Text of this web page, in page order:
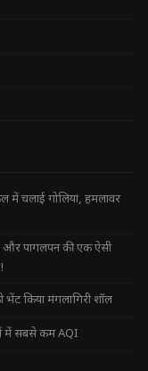
चलाई गोलियां, हमलावर
पागलपन की एक ऐसी
भेंट किया मंगलागिरी शॉल
में सबसे कम AQI